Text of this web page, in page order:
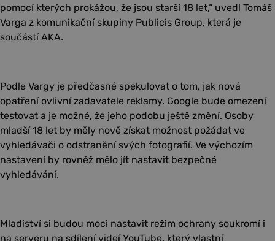
pomocí kterých prokážou, že jsou starší 18 let,“ uvedl Tomáš
Varga z komunikační skupiny Publicis Group, která je
součástí AKA.
Podle Vargy je předčasné spekulovat o tom, jak nová
opatření ovlivní zadavatele reklamy. Google bude omezení
testovat a je možné, že jeho podobu ještě změní. Osoby
mladší 18 let by měly nově získat možnost požádat ve
vyhledávači o odstranění svých fotografií. Ve výchozím
nastavení by rovněž mělo jít nastavit bezpečné
vyhledávání.
Mladiství si budou moci nastavit režim ochrany soukromí i
na serveru na sdílení videí YouTube, který vlastní